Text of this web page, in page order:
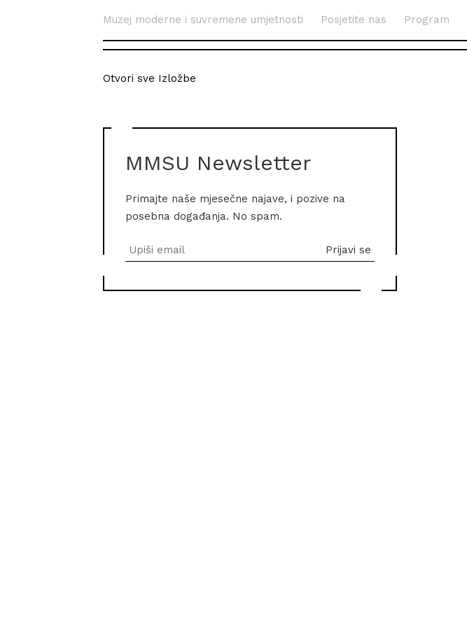
Muzej moderne i suvremene umjetnosti Posjetite nas Program
Otvori sve Izložbe
MMSU Newsletter
Primajte naše mjesečne najave, i pozive na
posebna događanja. No spam.